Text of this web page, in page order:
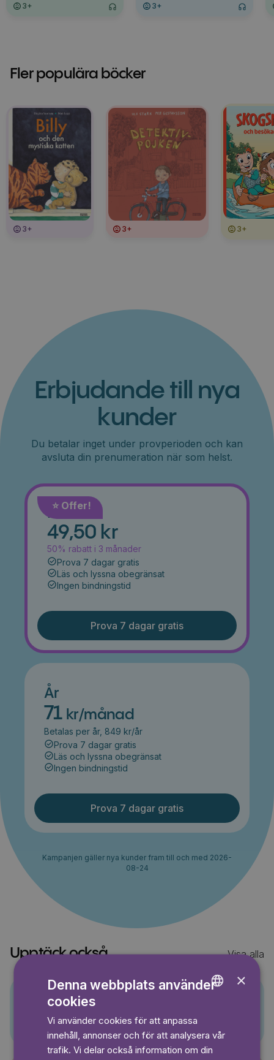
3+ 3+
Fler populära böcker
3+ 3+ 3+
Erbjudande till nya
kunder
Du betalar inget under provperioden och kan
avsluta din prenumeration när som helst.
⭐️ Offer!
Månad
49,50 kr
50% rabatt i 3 månader
Prova 7 dagar gratis
Läs och lyssna obegränsat
Ingen bindningstid
Prova 7 dagar gratis
År
71 kr/månad
Betalas per år, 849 kr/år
Prova 7 dagar gratis
Läs och lyssna obegränsat
Ingen bindningstid
Prova 7 dagar gratis
Kampanjen gäller nya kunder fram till och med 2026-
08-24
Upptäck också Visa alla
×
Denna webbplats använder
cookies
Vi använder cookies för att anpassa
innehåll, annonser och för att analysera vår
trafik. Vi delar också information om din